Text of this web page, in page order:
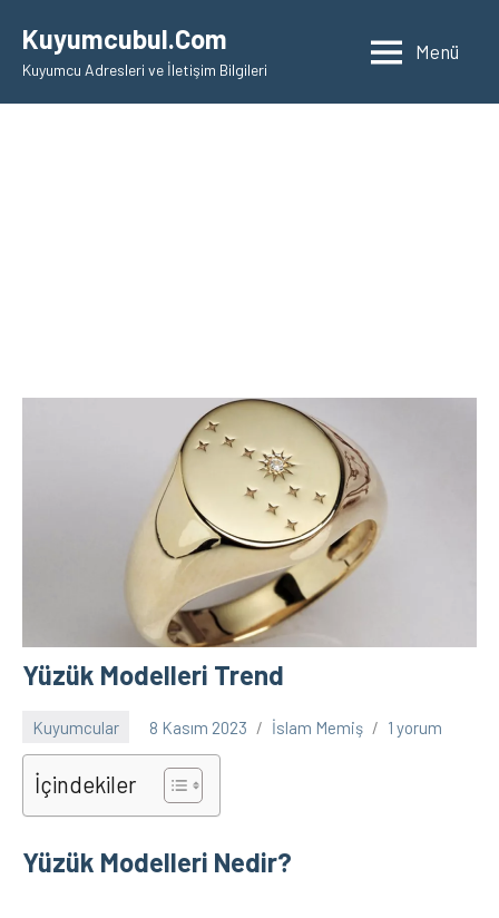
geçKuyumcubul.Com
Kuyumcu Adresleri ve İletişim Bilgileri
Menü
Yüzük Modelleri Trend
Kuyumcular 8 Kasım 2023 İslam Memiş 1 yorum
İçindekiler
Yüzük Modelleri Nedir?